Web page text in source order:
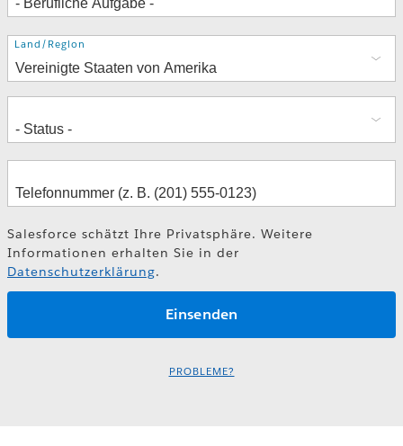
Adresse
Land/Region
Salesforce schätzt Ihre Privatsphäre. Weitere
Informationen erhalten Sie in der
Datenschutzerklärung.
PROBLEME?